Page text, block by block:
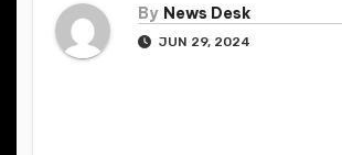
By News Desk
JUN 29, 2024